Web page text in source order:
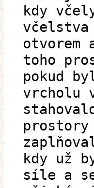
kdy
včelstva
otvorem
toho
pokud
vrcholu
prostory
kdy už
síle a